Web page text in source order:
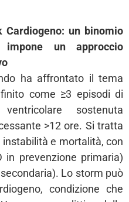
un binomio
un approccio
ha affrontato il tema
come ≥3 episodi di
ventricolare sostenuta
>12 ore. Si tratta
e mortalità, con
in prevenzione primaria)
Lo storm può
condizione che